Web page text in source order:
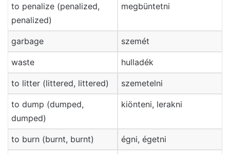
to penalize (penalized,
penalized)
megbüntetni
garbage szemét
waste hulladék
to litter (littered, littered) szemetelni
to dump (dumped,
dumped)
kiönteni, lerakni
to burn (burnt, burnt) égni, égetni